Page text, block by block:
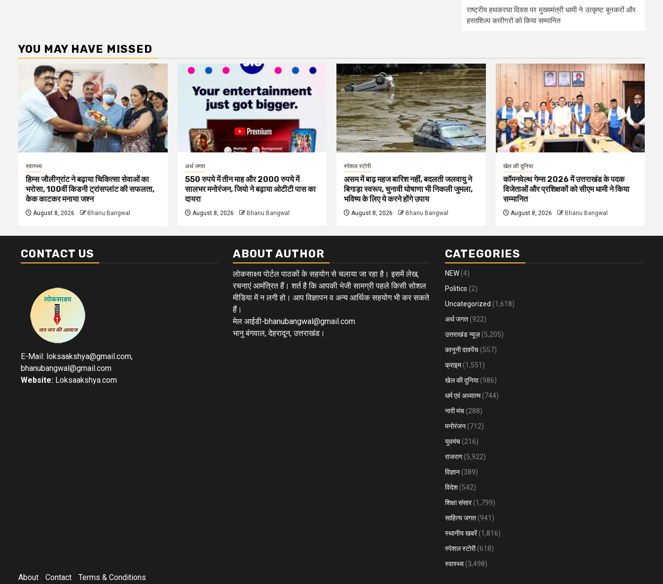
राष्ट्रीय हथकरघा दिवस पर मुख्यमंत्री धामी ने उत्कृष्ट बुनकरों और
हस्तशिल्प कारीगरों को किया सम्मानित
YOU MAY HAVE MISSED
स्वास्थ्य
हिम्स जौलीग्रांट ने बढ़ाया चिकित्सा सेवाओं का
भरोसा, 100वीं किडनी ट्रांसप्लांट की सफलता,
केक काटकर मनाया जश्न
August 8, 2026 Bhanu Bangwal
अर्थ जगत
550 रुपये में तीन माह और 2000 रुपये में
सालभर मनोरंजन, जियो ने बढ़ाया ओटीटी पास का
दायरा
August 8, 2026 Bhanu Bangwal
स्पेशल स्टोरी
असम में बाढ़ महज बारिश नहीं, बदलती जलवायु ने
बिगाड़ा स्वरूप, चुनावी घोषाणा भी निकली जुमला,
भविष्य के लिए ये करने होंगे उपाय
August 8, 2026 Bhanu Bangwal
खेल की दुनिया
कॉमनवेल्थ गेम्स 2026 में उत्तराखंड के पदक
विजेताओं और प्रशिक्षकों को सीएम धामी ने किया
सम्मानित
August 8, 2026 Bhanu Bangwal
CONTACT US
E-Mail: loksaakshya@gmail.com,
bhanubangwal@gmail.com
Website: Loksaakshya.com
ABOUT AUTHOR
लोकसाक्ष्य पोर्टल पाठकों के सहयोग से चलाया जा रहा है। इसमें लेख,
रचनाएं आमंत्रित हैं। शर्त है कि आपकी भेजी सामग्री पहले किसी सोशल
मीडिया में न लगी हो। आप विज्ञापन व अन्य आर्थिक सहयोग भी कर सकते
हैं।
मेल आईडी-bhanubangwal@gmail.com
भानु बंगवाल, देहरादून, उत्तराखंड।
CATEGORIES
NEW (4)
Politics (2)
Uncategorized (1,618)
अर्थ जगत (922)
उत्तराखंड न्यूज़ (5,205)
कानूनी दावपेंच (557)
क्राइम(1,551)
खेल की दुनिया(986)
धर्म एवं अध्यात्म(744)
नारी मंच (288)
मनोरंजन (712)
युवमंच (216)
राजराग(5,922)
विज्ञान (389)
विदेश (542)
शिक्षा संसार(1,799)
साहित्य जगत (941)
स्थानीय खबरें(1,816)
स्पेशल स्टोरी(618)
स्वास्थ्य (3,498)
About Contact Terms & Conditions